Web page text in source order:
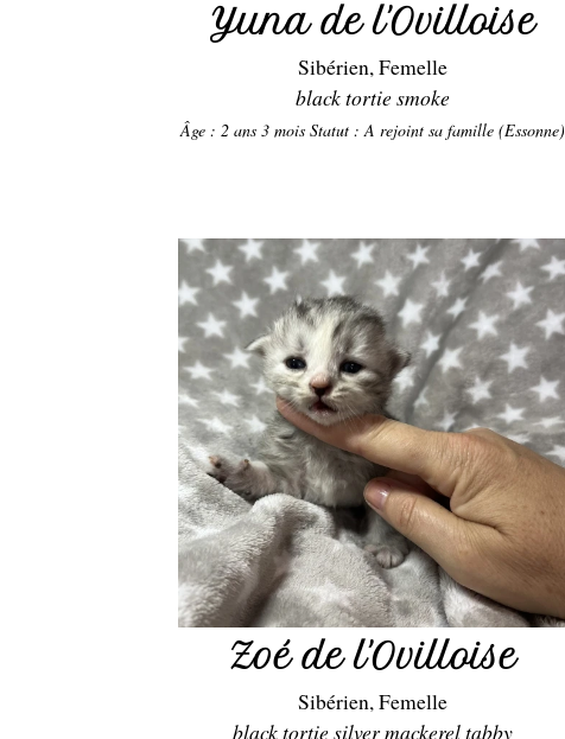
Yuna de l'Ovilloise
Sibérien, Femelle
black tortie smoke
Âge : 2 ans 3 mois Statut : A rejoint sa famille (Essonne)
Zoé de l'Ovilloise
Sibérien, Femelle
black tortie silver mackerel tabby